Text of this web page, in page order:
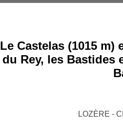
Le Castelas (1015 m)
du Rey, les Bastides
LOZÈRE -